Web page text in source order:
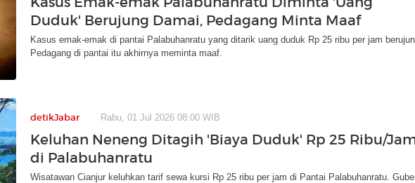
Duduk' Berujung Damai, Pedagang Minta Maaf
Kasus emak-emak di pantai Palabuhanratu yang ditarik uang duduk Rp 25 ribu per jam
Pedagang di pantai itu akhirnya meminta maaf.
detikJabar Rabu, 01 Jul 2026 08:00 WIB
Keluhan Neneng Ditagih 'Biaya Duduk' Rp 25 Ribu/
di Palabuhanratu
Wisatawan Cianjur keluhkan tarif sewa kursi Rp 25 ribu per jam di Pantai Palabuhanratu.